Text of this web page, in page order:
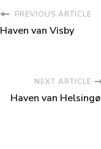
PREVIOUS ARTICLE
Haven van Visby
NEXT ARTICLE
Haven van